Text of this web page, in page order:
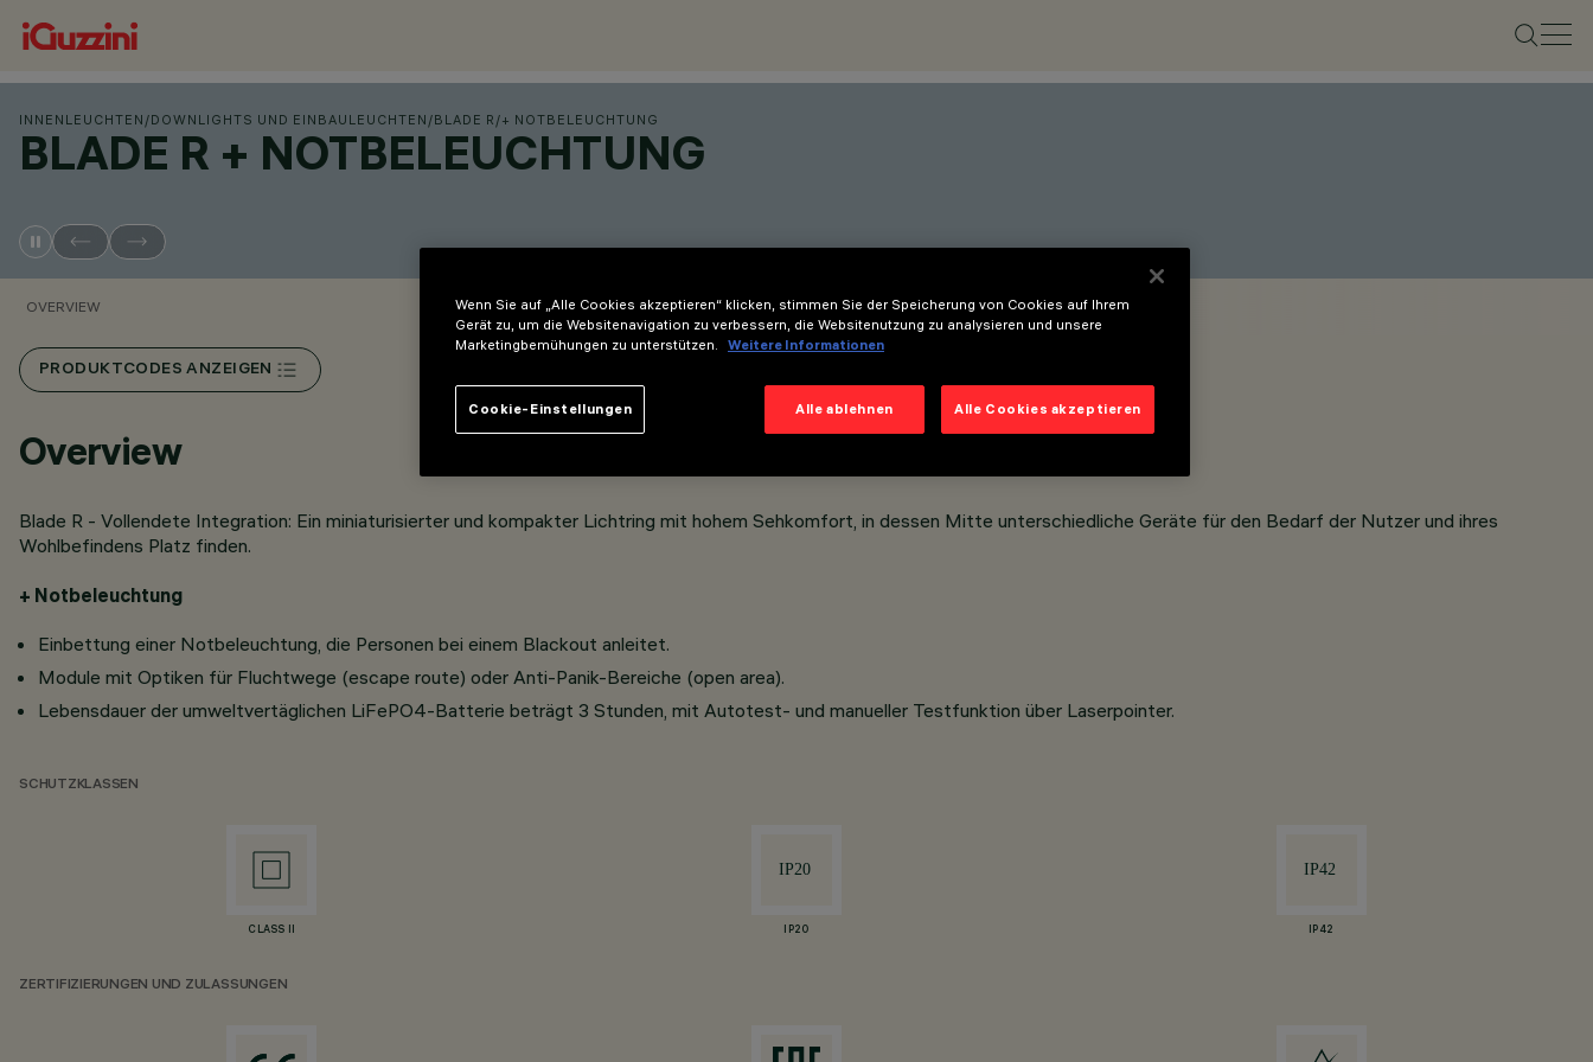
INNENLEUCHTEN /DOWNLIGHTS UND EINBAULEUCHTEN /BLADE R /+ NOTBELEUCHTUNG
BLADE R + NOTBELEUCHTUNG
OVERVIEW
PRODUKTCODES ANZEIGEN
Overview
Blade R - Vollendete Integration: Ein miniaturisierter und kompakter Lichtring mit hohem Sehkomfort, in dessen Mitte unterschiedliche Geräte für den Bedarf der Nutzer und ihres
Wohlbefindens Platz finden.
+ Notbeleuchtung
Einbettung einer Notbeleuchtung, die Personen bei einem Blackout anleitet.
Module mit Optiken für Fluchtwege (escape route) oder Anti-Panik-Bereiche (open area).
Lebensdauer der umweltvertäglichen LiFePO4-Batterie beträgt 3 Stunden, mit Autotest- und manueller Testfunktion über Laserpointer.
SCHUTZKLASSEN
CLASS II IP20 IP42
ZERTIFIZIERUNGEN UND ZULASSUNGEN
Wenn Sie auf „Alle Cookies akzeptieren“ klicken, stimmen Sie der Speicherung von Cookies auf Ihrem
Gerät zu, um die Websitenavigation zu verbessern, die Websitenutzung zu analysieren und unsere
Marketingbemühungen zu unterstützen.
Weitere Informationen
Alle ablehnen Alle Cookies akzeptieren
Cookie-Einstellungen